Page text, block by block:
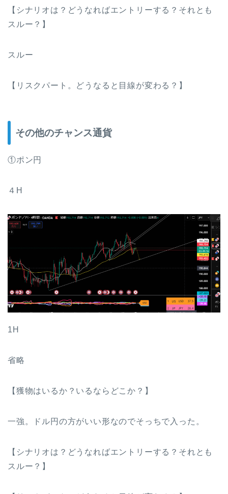
【シナリオは？どうなればエントリーする？それとも
スルー？】
スルー
【リスクパート。どうなると目線が変わる？】
その他のチャンス通貨
①ポン円
４H
1H
省略
【獲物はいるか？いるならどこか？】
一強。ドル円の方がいい形なのでそっちで入った。
【シナリオは？どうなればエントリーする？それとも
スルー？】